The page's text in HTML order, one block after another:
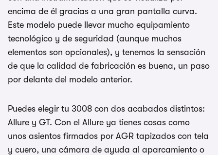
encima de él gracias a una gran pantalla curva.
Este modelo puede llevar mucho equipamiento
tecnológico y de seguridad (aunque muchos
elementos son opcionales), y tenemos la sensación
de que la calidad de fabricación es buena, un paso
por delante del modelo anterior.
Puedes elegir tu 3008 con dos acabados distintos:
Allure y GT. Con el Allure ya tienes cosas como
unos asientos firmados por AGR tapizados con tela
y cuero, una cámara de ayuda al aparcamiento o